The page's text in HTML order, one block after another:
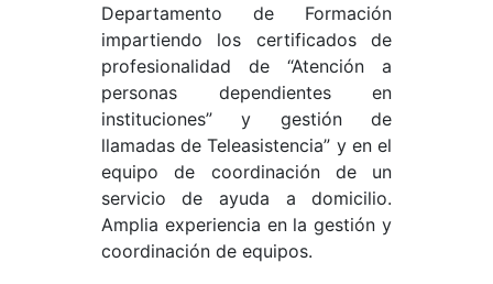
Departamento de Formación
impartiendo los certificados de
profesionalidad de “Atención a
personas dependientes en
instituciones” y gestión de
llamadas de Teleasistencia” y en el
equipo de coordinación de un
servicio de ayuda a domicilio.
Amplia experiencia en la gestión y
coordinación de equipos.